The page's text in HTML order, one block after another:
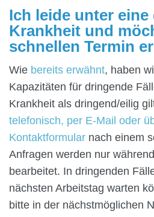
Ich leide unter
Krankheit und
schnellen Termin
Wie bereits erwähnt, haben
Kapazitäten für dringende
Krankheit als dringend/eilig
telefonisch, per E-Mail oder
Kontaktformular nach einem
Anfragen werden nur
bearbeitet. In dringenden
nächsten Arbeitstag warten
bitte in der nächstmöglichen